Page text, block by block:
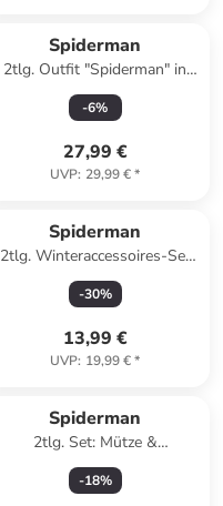
Spiderman
2tlg. Outfit "Spiderman" in
Blau/ Weiß
-6%
27,99 €
UVP: 29,99 €*
Spiderman
2tlg. Winteraccessoires-Set
"Spiderman" in Blau
-30%
13,99 €
UVP: 19,99 €*
Spiderman
2tlg. Set: Mütze &
Handschuhe "Spiderman" in
Grau/ Rot
-18%